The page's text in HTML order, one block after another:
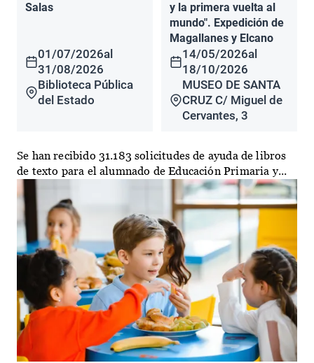
Salas
01/07/2026al
31/08/2026
Biblioteca Pública
del Estado
y la primera vuelta al
mundo". Expedición de
Magallanes y Elcano
14/05/2026al
18/10/2026
MUSEO DE SANTA
CRUZ C/ Miguel de
Cervantes, 3
Se han recibido 31.183 solicitudes de ayuda de libros
de texto para el alumnado de Educación Primaria y...